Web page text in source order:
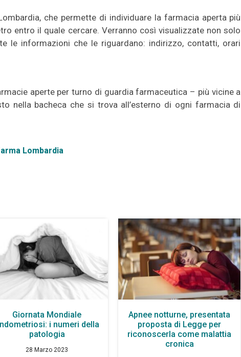
che permette di individuare la farmacia aperta più
entro il quale cercare. Verranno così visualizzate non solo
le informazioni che le riguardano: indirizzo, contatti, orari
aperte per turno di guardia farmaceutica – più vicine a
nella bacheca che si trova all’esterno di ogni farmacia di
Lombardia
Giornata Mondiale
i numeri della
patologia
28 Marzo 2023
Apnee notturne, presentata
proposta di Legge per
riconoscerla come malattia
cronica